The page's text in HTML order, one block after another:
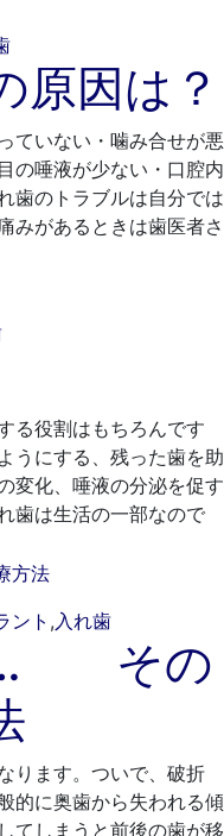
2021
年
4
月
19
日
く
れ
も
と
歯
科
医
原因は？
ていない・噛み合せが悪
の唾液が少ない・口腔内
歯のトラブルは自分では
みがあるときは歯医者さ
2021
月
20
日
く
と
歯
科
医
院
る役割はもちろんです
うにする、残った歯を助
変化、唾液の分泌を促す
歯は生活の一部なので
ント , 入れ歯2021
年
4
く
れ
も
医
院
… その
ります。ついで、破折
的に奥歯から失われる傾
てしまうと前後の歯が移